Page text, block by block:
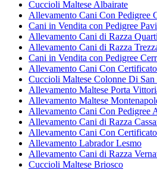
Cuccioli Maltese Albairate
Allevamento Cani Con Pedigree
Cani in Vendita con Pedigree
Allevamento Cani di Razza
Allevamento Cani di Razza
Cani in Vendita con Pedigree
Allevamento Cani Con
Cuccioli Maltese Colonne Di
Allevamento Maltese Porta
Allevamento Maltese
Allevamento Cani Con Pedigree
Allevamento Cani di Razza
Allevamento Cani Con
Allevamento Labrador Lesmo
Allevamento Cani di Razza
Cuccioli Maltese Briosco